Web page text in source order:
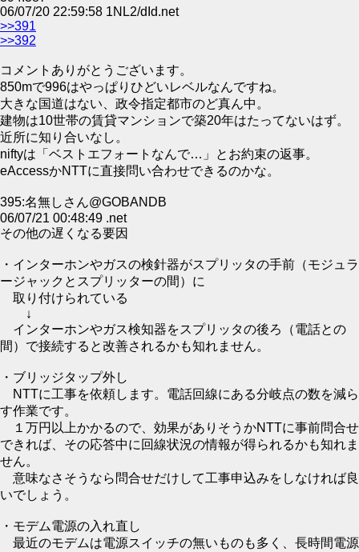
06/07/20 22:59:58 1NL2/dId.net
>>391
>>392
コメントありがとうございます。
850mで996はやっぱりひどいレベルなんですね。
大きな国道はない、政令指定都市のど真ん中。
建物は10世帯の賃貸マンションで築20年はたってないはず。
近所に知り合いなし。
niftyは「ベストエフォートなんで…」とお約束の返事。
eAccessかNTTに直接問い合わせできるのかな。
395:名無しさん@GOBANDB
06/07/21 00:48:49 .net
その他の遅くなる要因
・インターホンやガスの検針器がスプリッタの手前（モジュラ
ージャックとスプリッターの間）に
取り付けられている
↓
インターホンやガス検知器をスプリッタの後ろ（電話との
間）で接続すると改善されるかも知れません。
・ブリッジタップ外し
NTTに工事を依頼します。電話回線にある分岐点の数を減ら
す作業です。
１万円以上かかるので、効果がありそうかNTTに事前問合せ
できれば、その応答中に回線状況の情報が得られるかも知れま
せん。
意味なさそうなら問合せだけして工事申込みをしなければ良
いでしょう。
・モデム電源の入れ直し
最近のモデムは電源スイッチの無いものも多く、長時間電源